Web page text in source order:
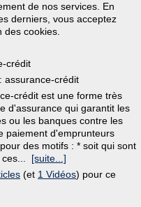
de nos services. En
derniers, vous acceptez
des cookies.
crédit
assurance-crédit
crédit est une forme très
d'assurance qui garantit les
ou les banques contre les
paiement d'emprunteurs
des motifs : * soit qui sont
[suite...]
(et 1 Vidéos) pour ce